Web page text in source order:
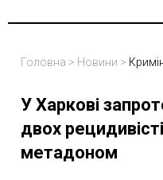
Головна > Новини >
У Харкові
двох
метадоном